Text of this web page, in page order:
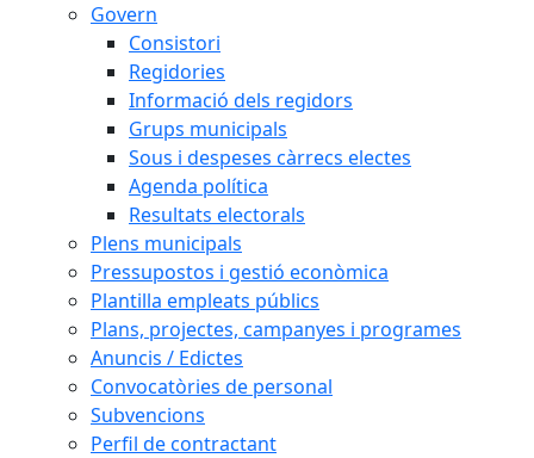
Govern
Consistori
Regidories
Informació dels regidors
Grups municipals
Sous i despeses càrrecs electes
Agenda política
Resultats electorals
Plens municipals
Pressupostos i gestió econòmica
Plantilla empleats públics
Plans, projectes, campanyes i programes
Anuncis / Edictes
Convocatòries de personal
Subvencions
Perfil de contractant